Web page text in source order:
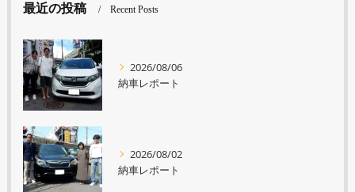
最近の投稿 Recent Posts
2026/08/06
納車レポート
2026/08/02
納車レポート